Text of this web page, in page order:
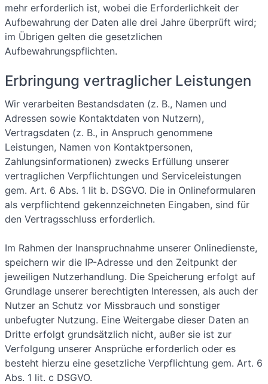
mehr erforderlich ist, wobei die Erforderlichkeit der
Aufbewahrung der Daten alle drei Jahre überprüft wird;
im Übrigen gelten die gesetzlichen
Aufbewahrungspflichten.
Erbringung vertraglicher Leistungen
Wir verarbeiten Bestandsdaten (z. B., Namen und
Adressen sowie Kontaktdaten von Nutzern),
Vertragsdaten (z. B., in Anspruch genommene
Leistungen, Namen von Kontaktpersonen,
Zahlungsinformationen) zwecks Erfüllung unserer
vertraglichen Verpflichtungen und Serviceleistungen
gem. Art. 6 Abs. 1 lit b. DSGVO. Die in Onlineformularen
als verpflichtend gekennzeichneten Eingaben, sind für
den Vertragsschluss erforderlich.
Im Rahmen der Inanspruchnahme unserer Onlinedienste,
speichern wir die IP-Adresse und den Zeitpunkt der
jeweiligen Nutzerhandlung. Die Speicherung erfolgt auf
Grundlage unserer berechtigten Interessen, als auch der
Nutzer an Schutz vor Missbrauch und sonstiger
unbefugter Nutzung. Eine Weitergabe dieser Daten an
Dritte erfolgt grundsätzlich nicht, außer sie ist zur
Verfolgung unserer Ansprüche erforderlich oder es
besteht hierzu eine gesetzliche Verpflichtung gem. Art. 6
Abs. 1 lit. c DSGVO.